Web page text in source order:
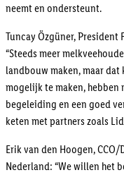
neemt en ondersteunt.
Tuncay Özgüner, President
“Steeds meer
landbouw maken, maar
mogelijk te maken,
begeleiding en een goed
keten met partners zoals
Erik van den Hoogen,
Nederland: “We willen het